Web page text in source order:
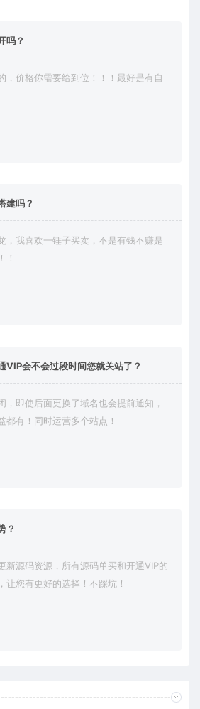
吗？
，价格你需要给到位！！！最好是有自
建吗？
，我喜欢一锤子买卖，不是有钱不赚是
！
VIP会不会过段时间您就关站了？
，即使后面更换了域名也会提前通知，
都有！同时运营多个站点！
？
新源码资源，所有源码单买和开通VIP的
让您有更好的选择！不踩坑！